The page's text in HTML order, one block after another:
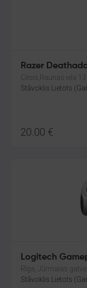
Razer
Cēsis,Raunas iela 13
Stāvoklis Lietots
20.00 €
Logitech
Rīga, Jūrmalas
Stāvoklis Lietots